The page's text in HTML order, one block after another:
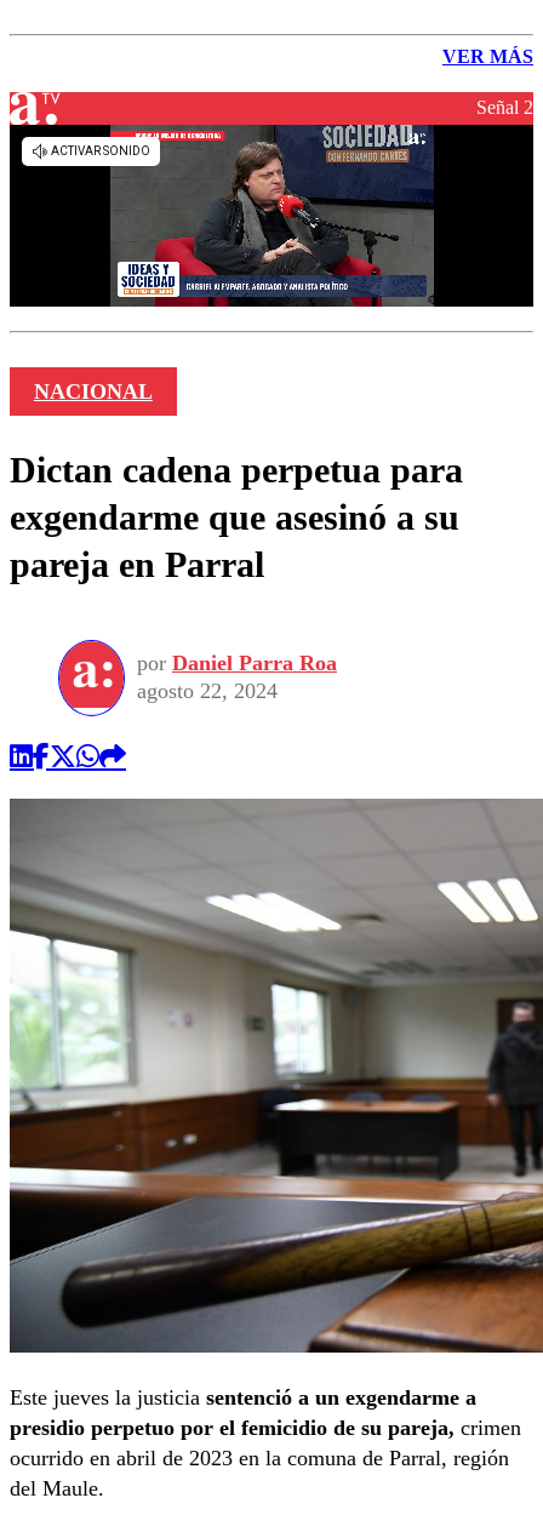
VER MÁS
Señal 2
NACIONAL
Dictan cadena perpetua para
exgendarme que asesinó a su
pareja en Parral
por Daniel Parra Roa
agosto 22, 2024
Este jueves la justicia sentenció a un exgendarme a
presidio perpetuo por el femicidio de su pareja, crimen
ocurrido en abril de 2023 en la comuna de Parral, región
del Maule.